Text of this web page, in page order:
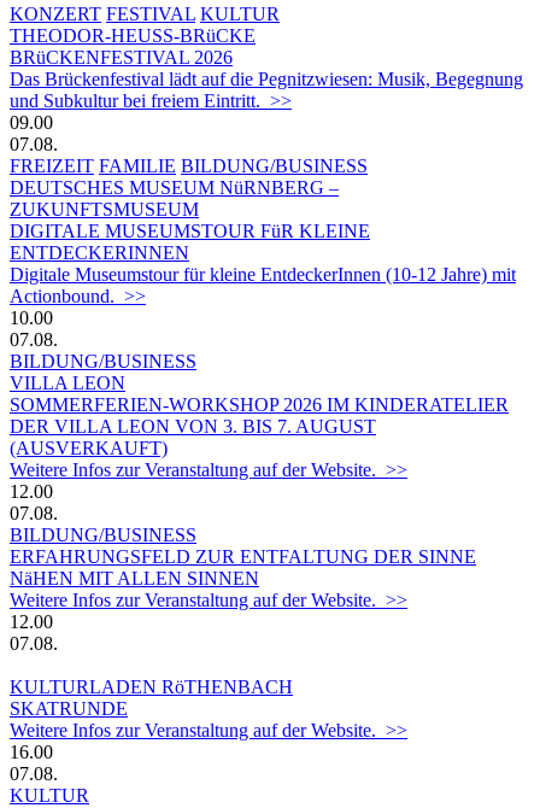
KONZERT FESTIVAL KULTUR
THEODOR-HEUSS-BRüCKE
BRüCKENFESTIVAL 2026
Das Brückenfestival lädt auf die Pegnitzwiesen: Musik, Begegnung
und Subkultur bei freiem Eintritt. >>
09.00
07.08.
FREIZEIT FAMILIE BILDUNG/BUSINESS
DEUTSCHES MUSEUM NüRNBERG –
ZUKUNFTSMUSEUM
DIGITALE MUSEUMSTOUR FüR KLEINE
ENTDECKERINNEN
Digitale Museumstour für kleine EntdeckerInnen (10-12 Jahre) mit
Actionbound. >>
10.00
07.08.
BILDUNG/BUSINESS
VILLA LEON
SOMMERFERIEN-WORKSHOP 2026 IM KINDERATELIER
DER VILLA LEON VON 3. BIS 7. AUGUST
(AUSVERKAUFT)
Weitere Infos zur Veranstaltung auf der Website. >>
12.00
07.08.
BILDUNG/BUSINESS
ERFAHRUNGSFELD ZUR ENTFALTUNG DER SINNE
NäHEN MIT ALLEN SINNEN
Weitere Infos zur Veranstaltung auf der Website. >>
12.00
07.08.
KULTURLADEN RöTHENBACH
SKATRUNDE
Weitere Infos zur Veranstaltung auf der Website. >>
16.00
07.08.
KULTUR